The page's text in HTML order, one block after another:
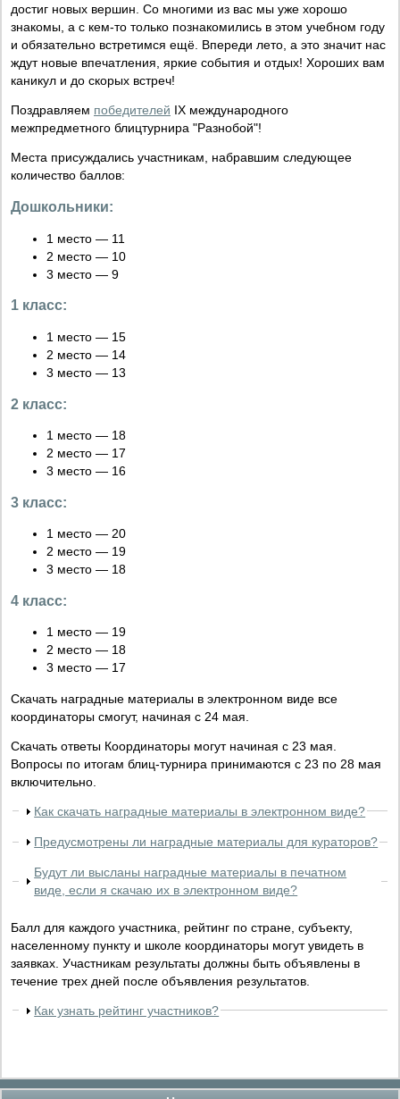
достиг новых вершин. Со многими из вас мы уже хорошо
знакомы, а с кем-то только познакомились в этом учебном году
и обязательно встретимся ещё. Впереди лето, а это значит нас
ждут новые впечатления, яркие события и отдых! Хороших вам
каникул и до скорых встреч!
Поздравляем победителей IX международного
межпредметного блицтурнира "Разнобой"!
Места присуждались участникам, набравшим следующее
количество баллов:
Дошкольники:
1 место — 11
2 место — 10
3 место — 9
1 класс:
1 место — 15
2 место — 14
3 место — 13
2 класс:
1 место — 18
2 место — 17
3 место — 16
3 класс:
1 место — 20
2 место — 19
3 место — 18
4 класс:
1 место — 19
2 место — 18
3 место — 17
Скачать наградные материалы в электронном виде все
координаторы смогут, начиная с 24 мая.
Скачать ответы Координаторы могут начиная с 23 мая.
Вопросы по итогам блиц-турнира принимаются с 23 по 28 мая
включительно.
Как скачать наградные материалы в электронном виде?
Предусмотрены ли наградные материалы для кураторов?
Будут ли высланы наградные материалы в печатном
виде, если я скачаю их в электронном виде?
Балл для каждого участника, рейтинг по стране, субъекту,
населенному пункту и школе координаторы могут увидеть в
заявках. Участникам результаты должны быть объявлены в
течение трех дней после объявления результатов.
Как узнать рейтинг участников?